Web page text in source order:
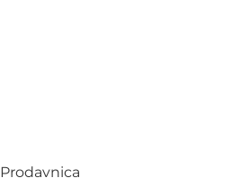
Prodavnica